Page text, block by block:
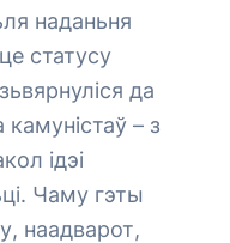
наданьня
статусу
да
камуністаў – з
ідэі
Чаму гэты
наадварот,